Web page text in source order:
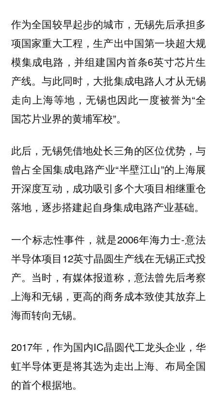
作为全国较早起步的城市，无锡先后承担多
项国家重大工程，生产出中国第一块超大规
模集成电路，并组建国内首条6英寸芯片生
产线。与此同时，大批集成电路人才从无锡
走向上海等地，无锡也因此一度被誉为“全
国芯片业界的黄埔军校”。
此后，无锡凭借地处长三角的区位优势，与
曾占全国集成电路产业“半壁江山”的上海展
开深度互动，成功吸引多个大项目相继重仓
落地，逐步搭建起自身集成电路产业基础。
一个标志性事件，就是2006年海力士-意法
半导体项目12英寸晶圆生产线在无锡正式投
产。当时，有媒体报道称，意法曾先后考察
上海和无锡，更高的商务成本致使其放弃上
海而转向无锡。
2017年，作为国内IC晶圆代工龙头企业，华
虹半导体更是将其选为走出上海、布局全国
的首个根据地。